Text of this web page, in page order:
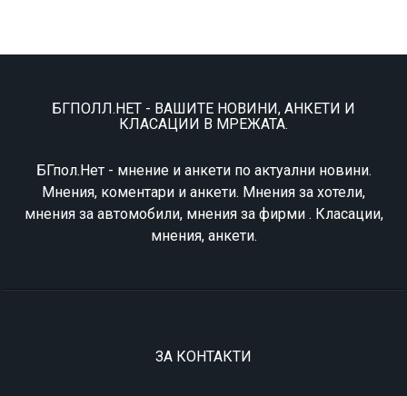
БГПОЛЛ.НЕТ - ВАШИТЕ НОВИНИ, АНКЕТИ И
КЛАСАЦИИ В МРЕЖАТА.
БГпол.Нет - мнение и анкети по актуални новини.
Мнения, коментари и анкети. Мнения за хотели,
мнения за автомобили, мнения за фирми . Класации,
мнения, анкети.
ЗА КОНТАКТИ